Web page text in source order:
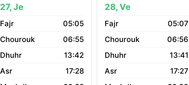
27, Je
05:05
06:55
13:42
17:28
28, Ve
05:07
06:56
13:41
17:27